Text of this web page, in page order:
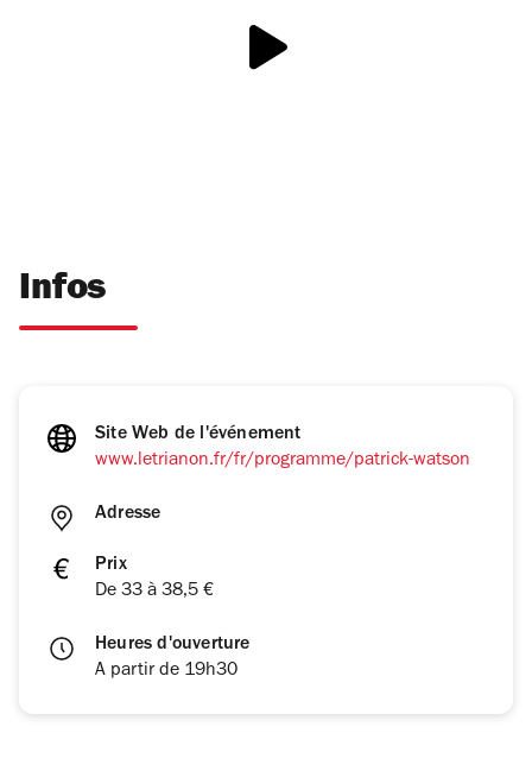
Infos
Site Web de l'événement
www.letrianon.fr/fr/programme/patrick-watson
Adresse
Prix
De 33 à 38,5 €
Heures d'ouverture
A partir de 19h30